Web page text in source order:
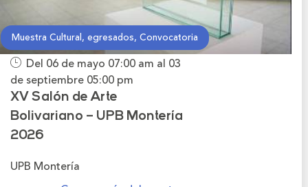
Muestra Cultural, egresados, Convocatoria
Del 06 de mayo 07:00 am al 03
de septiembre 05:00 pm
XV Salón de Arte
Bolivariano – UPB Montería
2026
UPB Montería